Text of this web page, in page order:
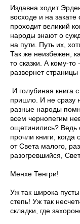
Издавна ходит
восходе и на закате
проходит великий
народы знают о
на пути. Путь их,
Так же неизбежен,
то ­сказки. А кому-то
развернет страницы
И голубиная книга
пришло. И не сразу
разные народы
всем чернопегим
ощетинились? Ведь
прочли книги,
от Света малого,
разогревшийся,
Менхе Тенгри!
Уж так широка
степь! Уж так
складки, где